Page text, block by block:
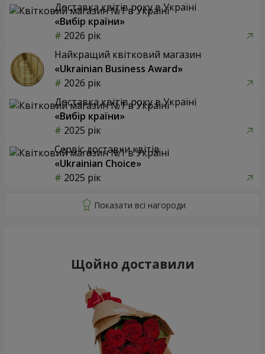
Доставка квітів року в Україні
«Вибір країни»
2026 рік
Найкращий квітковий магазин
«Ukrainian Business Award»
2026 рік
Доставка квітів року в Україні
«Вибір країни»
2025 рік
Сервіс доставки квітів
«Ukrainian Choice»
2025 рік
Щойно доставили